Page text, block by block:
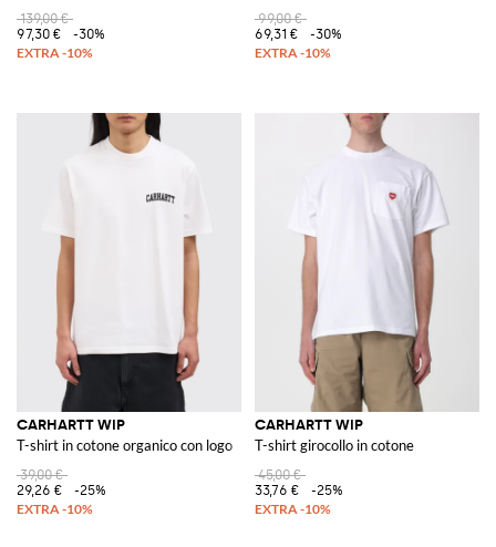
139,00 €
97,30 €
-30%
99,00 €
69,31 €
-30%
CARHARTT WIP
T-shirt in cotone organico con logo
39,00 €
29,26 €
-25%
CARHARTT WIP
T-shirt girocollo in cotone
45,00 €
33,76 €
-25%